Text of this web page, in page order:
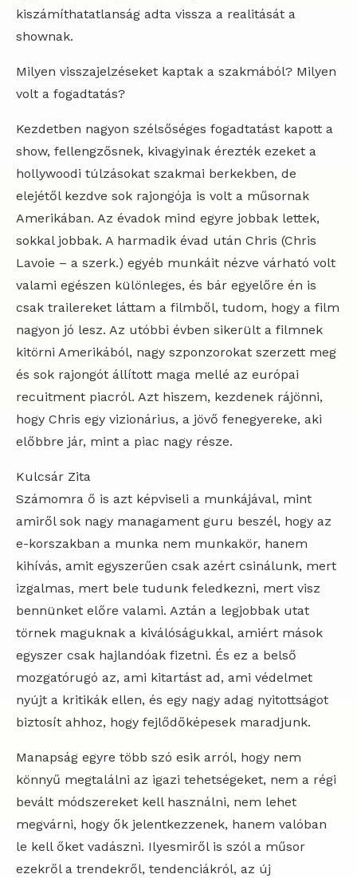
kiszámíthatatlanság adta vissza a realitását a
shownak.
Milyen visszajelzéseket kaptak a szakmából? Milyen
volt a fogadtatás?
Kezdetben nagyon szélsőséges fogadtatást kapott a
show, fellengzősnek, kivagyinak érezték ezeket a
hollywoodi túlzásokat szakmai berkekben, de
elejétől kezdve sok rajongója is volt a műsornak
Amerikában. Az évadok mind egyre jobbak lettek,
sokkal jobbak. A harmadik évad után Chris (Chris
Lavoie – a szerk.) egyéb munkáit nézve várható volt
valami egészen különleges, és bár egyelőre én is
csak trailereket láttam a filmből, tudom, hogy a film
nagyon jó lesz. Az utóbbi évben sikerült a filmnek
kitörni Amerikából, nagy szponzorokat szerzett meg
és sok rajongót állított maga mellé az európai
recuitment piacról. Azt hiszem, kezdenek rájönni,
hogy Chris egy vizionárius, a jövő fenegyereke, aki
előbbre jár, mint a piac nagy része.
Kulcsár Zita
Számomra ő is azt képviseli a munkájával, mint
amiről sok nagy managament guru beszél, hogy az
e-korszakban a munka nem munkakör, hanem
kihívás, amit egyszerűen csak azért csinálunk, mert
izgalmas, mert bele tudunk feledkezni, mert visz
bennünket előre valami. Aztán a legjobbak utat
törnek maguknak a kiválóságukkal, amiért mások
egyszer csak hajlandóak fizetni. És ez a belső
mozgatórugó az, ami kitartást ad, ami védelmet
nyújt a kritikák ellen, és egy nagy adag nyitottságot
biztosít ahhoz, hogy fejlődőképesek maradjunk.
Manapság egyre több szó esik arról, hogy nem
könnyű megtalálni az igazi tehetségeket, nem a régi
bevált módszereket kell használni, nem lehet
megvárni, hogy ők jelentkezzenek, hanem valóban
le kell őket vadászni. Ilyesmiről is szól a műsor
ezekről a trendekről, tendenciákról, az új